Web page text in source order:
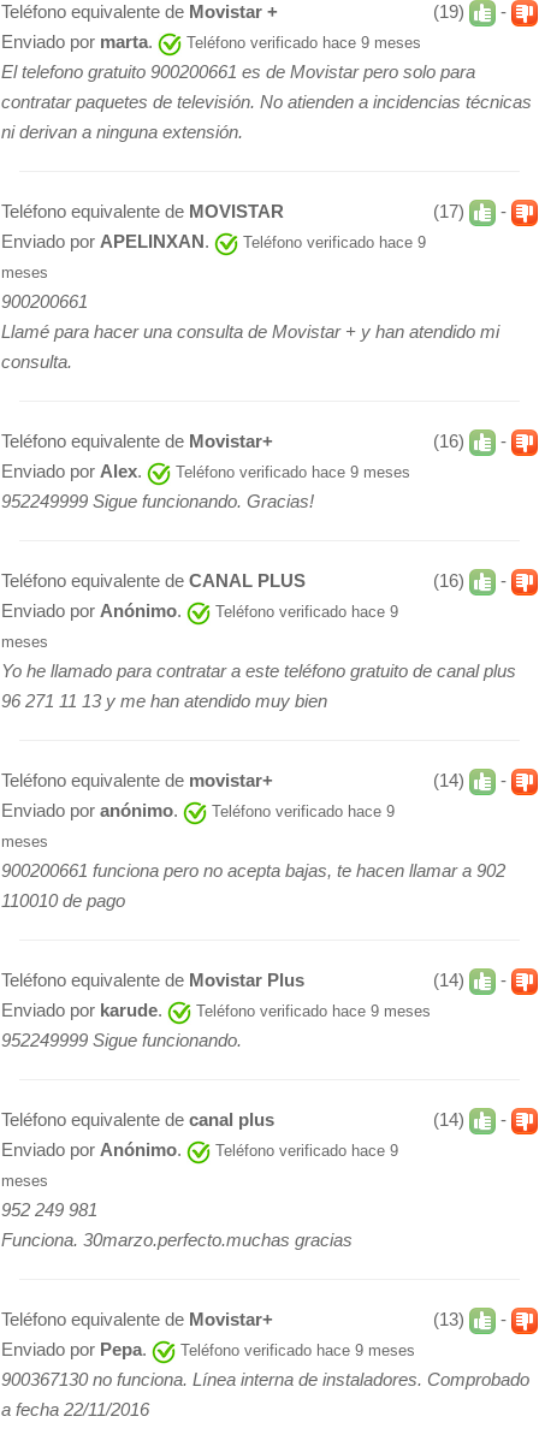
(19) -
Teléfono equivalente de Movistar +
Enviado por marta. Teléfono verificado hace 9 meses
El telefono gratuito 900200661 es de Movistar pero solo para
contratar paquetes de televisión. No atienden a incidencias técnicas
ni derivan a ninguna extensión.
(17) -
Teléfono equivalente de MOVISTAR
Enviado por APELINXAN .
Teléfono verificado hace 9
meses
900200661
Llamé para hacer una consulta de Movistar + y han atendido mi
consulta.
(16) -
Teléfono equivalente de Movistar+
Enviado por Alex. Teléfono verificado hace 9 meses
952249999 Sigue funcionando. Gracias!
(16) -
Teléfono equivalente de CANAL PLUS
Enviado por Anónimo.
Teléfono verificado hace 9
meses
Yo he llamado para contratar a este teléfono gratuito de canal plus
96 271 11 13 y me han atendido muy bien
(14) -
Teléfono equivalente de movistar+
Enviado por anónimo.
Teléfono verificado hace 9
meses
900200661 funciona pero no acepta bajas, te hacen llamar a 902
110010 de pago
(14) -
Teléfono equivalente de Movistar Plus
Enviado por karude. Teléfono verificado hace 9 meses
952249999 Sigue funcionando.
(14) -
Teléfono equivalente de canal plus
Enviado por Anónimo.
Teléfono verificado hace 9
meses
952 249 981
Funciona. 30marzo.perfecto.muchas gracias
(13) -
Teléfono equivalente de Movistar+
Enviado por Pepa. Teléfono verificado hace 9 meses
900367130 no funciona. Línea interna de instaladores. Comprobado
a fecha 22/11/2016